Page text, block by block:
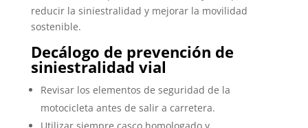
reducir la siniestralidad y mejorar la movilidad
sostenible.
Decálogo de prevención de
siniestralidad vial
Revisar los elementos de seguridad de la
motocicleta antes de salir a carretera.